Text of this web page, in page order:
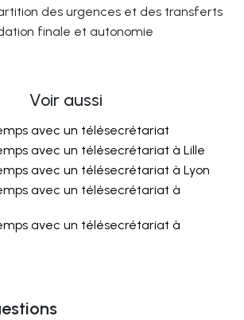
des urgences et des transferts
finale et autonomie
Voir aussi
avec un télésecrétariat
avec un télésecrétariat à Lille
avec un télésecrétariat à Lyon
avec un télésecrétariat à
avec un télésecrétariat à